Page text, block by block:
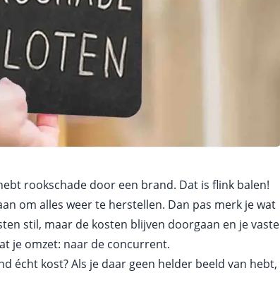
rookschade door een brand. Dat is flink balen!
om alles weer te herstellen. Dan pas merk je wat
stil, maar de kosten blijven doorgaan en je vaste
je omzet: naar de concurrent.
écht kost? Als je daar geen helder beeld van hebt,